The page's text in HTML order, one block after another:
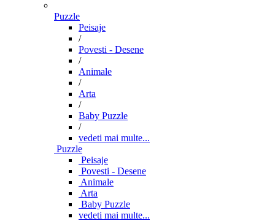
Puzzle
Peisaje
/
Povesti - Desene
/
Animale
/
Arta
/
Baby Puzzle
/
vedeti mai multe...
Puzzle
Peisaje
Povesti - Desene
Animale
Arta
Baby Puzzle
vedeti mai multe...